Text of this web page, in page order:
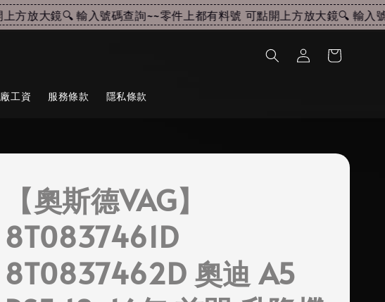
放大鏡🔍 輸入號碼查詢~~零件上都有料號 可點開上方放大鏡🔍 輸入號
工資 服務條款 隱私條款
【奧斯德VAG】
8T0837461D
8T0837462D 奧迪 A5